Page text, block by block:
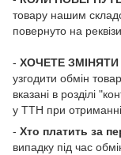
товару нашим
повернуто на
- ХОЧЕТЕ
узгодити обмін
вказані в розділі
у ТТН при отриманні
- Хто платить за
випадку під час